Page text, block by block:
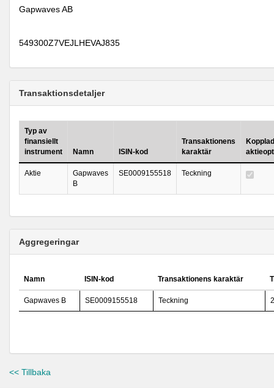
Gapwaves AB
549300Z7VEJLHEVAJ835
Transaktionsdetaljer
Typ av
finansiellt
instrument
Namn ISIN-kod
Transaktionens
karaktär
Aktie
Gapwaves
B
SE0009155518 Teckning
Aggregeringar
Namn ISIN-kod Transaktionens karaktär
Gapwaves B SE0009155518 Teckning
<< Tillbaka